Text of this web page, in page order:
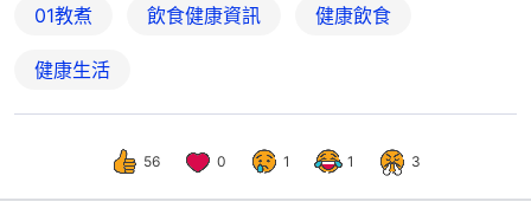
01教煮 飲食健康資訊 健康飲食
健康生活
56 0 1 1 3